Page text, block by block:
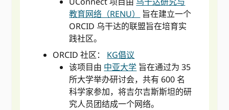
教育网络（RENU）
旨在建立一个
ORCID 乌干达的联盟旨在培育实
践社区。
ORCID 社区： KG倡议
该项目由 中亚大学 旨在通过为 35
所大学举办研讨会，共有 600 名
科学家参加，将吉尔吉斯斯坦的研
究人员团结成一个网络。